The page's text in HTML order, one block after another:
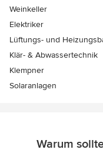
Weinkeller
Elektriker
Lüftungs- und
Klär- & Abwassertechnik
Klempner
Solaranlagen
Warum